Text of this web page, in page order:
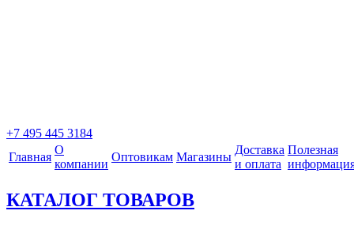
+7 495 445 3184
Главная
О
компании
Оптовикам Магазины
Доставка
и оплата
Полезная
КАТАЛОГ ТОВАРОВ